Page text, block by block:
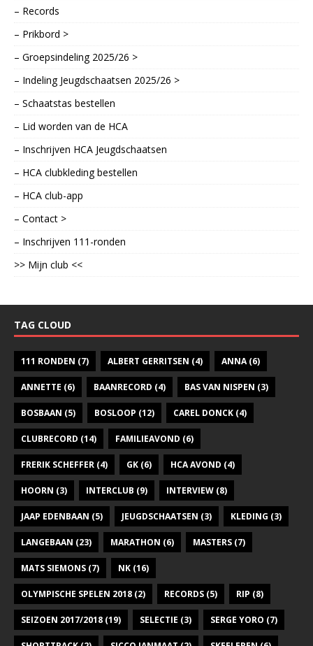
– Records
– Prikbord >
– Groepsindeling 2025/26 >
– Indeling Jeugdschaatsen 2025/26 >
– Schaatstas bestellen
– Lid worden van de HCA
– Inschrijven HCA Jeugdschaatsen
– HCA clubkleding bestellen
– HCA club-app
– Contact >
– Inschrijven 111-ronden
>> Mijn club <<
TAG CLOUD
111 RONDEN (7) ALBERT GERRITSEN (4) ANNA(6)
ANNETTE (6) BAANRECORD (4) BAS VAN NISPEN (3)
BOSBAAN (5) BOSLOOP (12) CAREL DONCK (4)
CLUBRECORD (14) FAMILIEAVOND (6)
FRERIK SCHEFFER (4) GK (6) HCA AVOND (4)
HOORN (3) INTERCLUB (9) INTERVIEW (8)
JAAP EDENBAAN (5) JEUGDSCHAATSEN (3) KLEDING (3)
LANGEBAAN (23) MARATHON (6) MASTERS (7)
MATS SIEMONS (7) NK (16)
OLYMPISCHE SPELEN 2018 (2) RECORDS (5) RIP (8)
SEIZOEN 2017/2018 (19) SELECTIE (3) SERGE YORO (7)